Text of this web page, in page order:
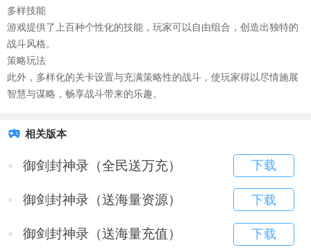
多样技能
游戏提供了上百种个性化的技能，玩家可以自由组合，创造出独特的
战斗风格。
策略玩法
此外，多样化的关卡设置与充满策略性的战斗，使玩家得以尽情施展
智慧与谋略，畅享战斗带来的乐趣。
相关版本
御剑封神录（全民送万充） 下载
御剑封神录（送海量资源） 下载
御剑封神录（送海量充值） 下载